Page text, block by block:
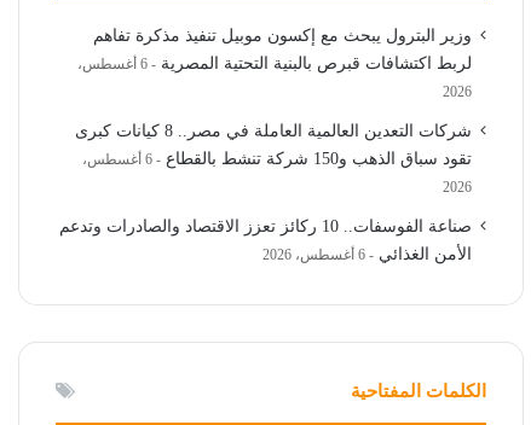
وزير البترول يبحث مع إكسون موبيل تنفيذ مذكرة تفاهم
لربط اكتشافات قبرص بالبنية التحتية المصرية
6 أغسطس،
2026
شركات التعدين العالمية العاملة في مصر.. 8 كيانات كبرى
تقود سباق الذهب و150 شركة تنشط بالقطاع
6 أغسطس،
2026
صناعة الفوسفات.. 10 ركائز تعزز الاقتصاد والصادرات وتدعم
الأمن الغذائي
6 أغسطس، 2026
الكلمات المفتاحية